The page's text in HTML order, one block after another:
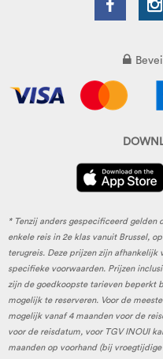
* Tenzij anders gespecificeerd gelden
enkele reis in 2e klas vanuit Brussel,
terugreis. Deze prijzen zijn afhankelijk
specifieke voorwaarden. Prijzen
zijn de goedkoopste tarieven beperkt
mogelijk te reserveren. Voor de
mogelijk vanaf 4 maanden voor de
voor de reisdatum, voor TGV INOUI
maanden op voorhand (bij